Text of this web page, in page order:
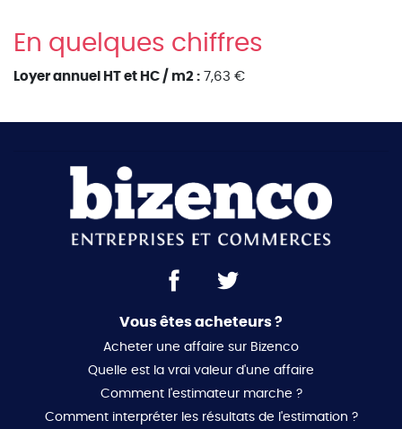
En quelques chiffres
Loyer annuel HT et HC / m2 : 7,63 €
Vous êtes acheteurs ?
Acheter une affaire sur Bizenco
Quelle est la vrai valeur d'une affaire
Comment l'estimateur marche ?
Comment interpréter les résultats de l'estimation ?